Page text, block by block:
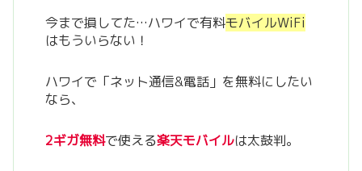
今まで損してた…ハワイで有料モバイルWiFi
はもういらない！
ハワイで「ネット通信&電話」を無料にしたい
なら、
2ギガ無料で使える楽天モバイルは太鼓判。